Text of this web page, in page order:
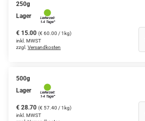
Früchtetee
250g
Lager
€ 15.00 (€ 60.00 / 1kg)
inkl. MWST
zzgl. Versandkosten
500g
Lager
€ 28.70 (€ 57.40 / 1kg)
inkl. MWST